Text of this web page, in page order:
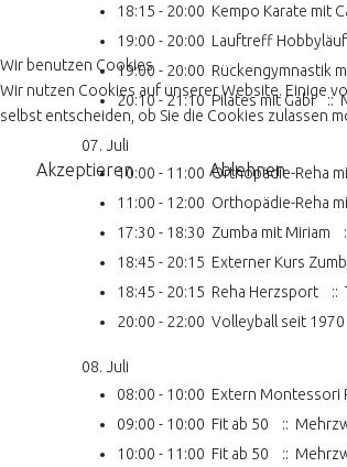
18:15 - 20:00 Kempo Karate mit
19:00 - 20:00 Lauftreff
19:00 - 20:00 Rückengymnastik
20:10 - 21:10Pilates mit Gabi ::
07. Juli
10:00 - 11:00Orthopädie-Reha
11:00 - 12:00 Orthopädie-Reha
17:30 - 18:30 Zumba mit Miriam
18:45 - 20:15 Externer Kurs
18:45 - 20:15 Reha Herzsport
::
20:00 - 22:00 Volleyball seit 1970
08. Juli
08:00 - 10:00 Extern Montessori
09:00 - 10:00 Fit ab 50
::
10:00 - 11:00 Fit ab 50
::
Wir benutzen Cookies
Wir nutzen Cookies auf unserer Website. Einige
selbst entscheiden, ob Sie die Cookies zulassen
Akzeptieren Ablehnen